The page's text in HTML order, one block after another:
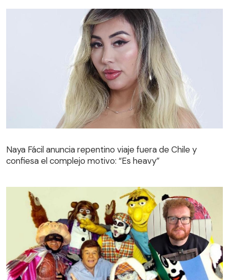
Naya Fácil anuncia repentino viaje fuera de Chile y
confiesa el complejo motivo: “Es heavy”